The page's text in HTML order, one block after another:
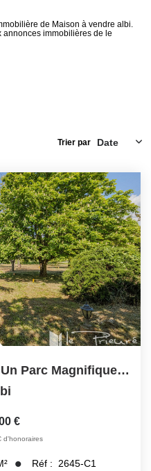
Sur Facebook
de Maison à vendre albi.
annonces immobilières de le
Trier par
Propriété Familiale Sur Un Parc Magnifiquement Arboré À...
€
d'honoraires
Réf : 2645-C1